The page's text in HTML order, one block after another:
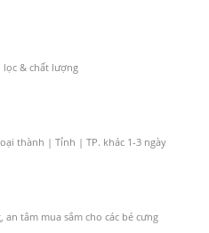
lọc & chất lượng
thành | Tỉnh | TP. khác 1-3 ngày
an tâm mua sắm cho các bé cưng